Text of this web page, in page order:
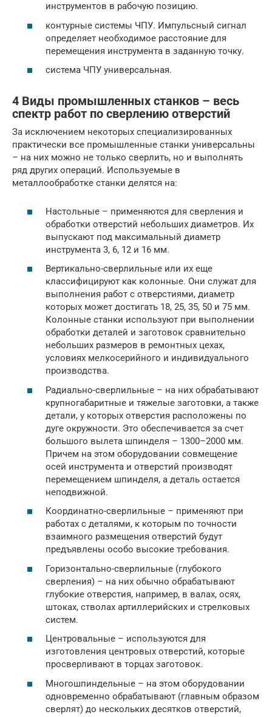
инструментов в рабочую позицию.
контурные системы ЧПУ. Импульсный сигнал
определяет необходимое расстояние для
перемещения инструмента в заданную точку.
система ЧПУ универсальная.
4 Виды промышленных станков – весь
спектр работ по сверлению отверстий
За исключением некоторых специализированных
практически все промышленные станки универсальны
– на них можно не только сверлить, но и выполнять
ряд других операций. Используемые в
металлообработке станки делятся на:
Настольные – применяются для сверления и
обработки отверстий небольших диаметров. Их
выпускают под максимальный диаметр
инструмента 3, 6, 12 и 16 мм.
Вертикально-сверлильные или их еще
классифицируют как колонные. Они служат для
выполнения работ с отверстиями, диаметр
которых может достигать 18, 25, 35, 50 и 75 мм.
Колонные станки используют при выполнении
обработки деталей и заготовок сравнительно
небольших размеров в ремонтных цехах,
условиях мелкосерийного и индивидуального
производства.
Радиально-сверлильные – на них обрабатывают
крупногабаритные и тяжелые заготовки, а также
детали, у которых отверстия расположены по
дуге окружности. Это обеспечивается за счет
большого вылета шпинделя – 1300–2000 мм.
Причем на этом оборудовании совмещение
осей инструмента и отверстий производят
перемещением шпинделя, а деталь остается
неподвижной.
Координатно-сверлильные – применяют при
работах с деталями, к которым по точности
взаимного размещения отверстий будут
предъявлены особо высокие требования.
Горизонтально-сверлильные (глубокого
сверления) – на них обычно обрабатывают
глубокие отверстия, например, в валах, осях,
штоках, стволах артиллерийских и стрелковых
систем.
Центровальные – используются для
изготовления центровых отверстий, которые
просверливают в торцах заготовок.
Многошпиндельные – на этом оборудовании
одновременно обрабатывают (главным образом
сверлят) до нескольких десятков отверстий,